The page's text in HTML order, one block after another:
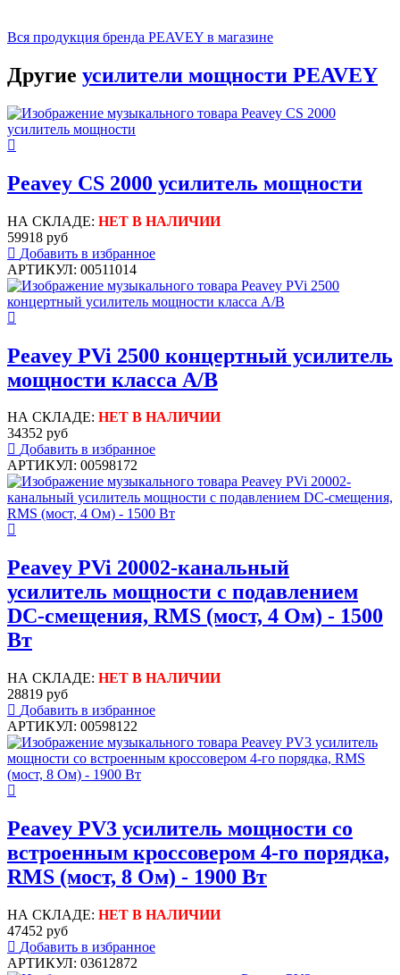
Вся продукция бренда PEAVEY в магазине
Другие усилители мощности PEAVEY
Peavey CS 2000 усилитель мощности
НА СКЛАДЕ: НЕТ В НАЛИЧИИ
59918 руб
Добавить в избранное
АРТИКУЛ: 00511014
Peavey PVi 2500 концертный усилитель
мощности класса A/B
НА СКЛАДЕ: НЕТ В НАЛИЧИИ
34352 руб
Добавить в избранное
АРТИКУЛ: 00598172
Peavey PVi 20002-канальный
усилитель мощности с подавлением
DC-смещения, RMS (мост, 4 Ом) - 1500
Вт
НА СКЛАДЕ: НЕТ В НАЛИЧИИ
28819 руб
Добавить в избранное
АРТИКУЛ: 00598122
Peavey PV3 усилитель мощности cо
встроенным кроссовером 4-го порядка,
RMS (мост, 8 Ом) - 1900 Вт
НА СКЛАДЕ: НЕТ В НАЛИЧИИ
47452 руб
Добавить в избранное
АРТИКУЛ: 03612872